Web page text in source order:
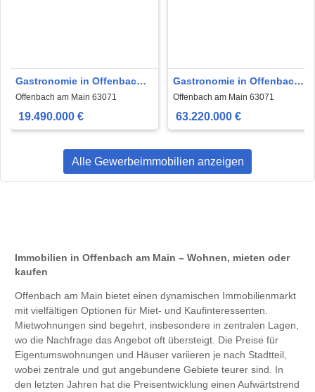
Gastronomie in Offenbach
am Main 19.490.000 € 5000
m²
Offenbach am Main 63071
19.490.000 €
Gastronomie in Offenbach
am Main 63.220.000 € 17600
m²
Offenbach am Main 63071
63.220.000 €
Alle Gewerbeimmobilien anzeigen
Immobilien in Offenbach am Main – Wohnen, mieten oder
kaufen
Offenbach am Main bietet einen dynamischen Immobilienmarkt
mit vielfältigen Optionen für Miet- und Kaufinteressenten.
Mietwohnungen sind begehrt, insbesondere in zentralen Lagen,
wo die Nachfrage das Angebot oft übersteigt. Die Preise für
Eigentumswohnungen und Häuser variieren je nach Stadtteil,
wobei zentrale und gut angebundene Gebiete teurer sind. In
den letzten Jahren hat die Preisentwicklung einen Aufwärtstrend